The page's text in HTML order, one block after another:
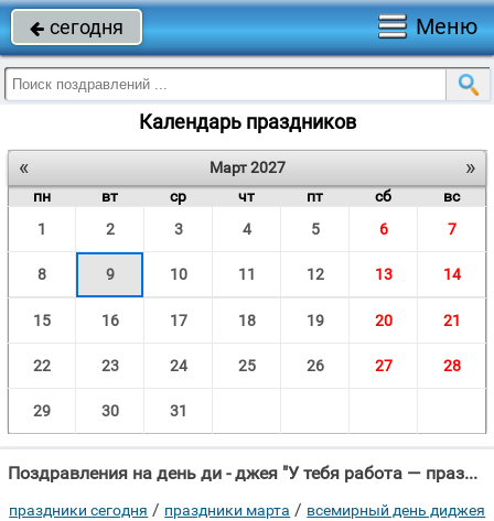
 сегодня Меню
Календарь праздников
« »
Март 2027
пн
вт ср чт пт сб
вс
1
2 3 4 5 6 7
8 9 10 11 12 13 14
15 16 17 18 19 20 21
22 23 24 25 26 27 28
29 30 31
Поздравления на день ди - джея "У тебя работа — праздник!"
праздники сегодня / праздники марта / всемирный день диджея